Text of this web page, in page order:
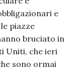
e
piazze
bruciato in
Uniti, che ieri
sono ormai